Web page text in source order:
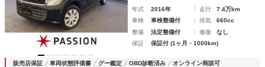
年式 2016年 走行
7.4万km
車検
車検整備付 排気
660cc
整備
法定整備付 修復
なし
保証
保証付 (1ヶ月・1000km)
販売店保証 車両状態評価書 グー鑑定 OBD診断済み
オンライン商談可